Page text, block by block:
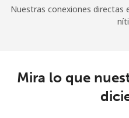
Nuestras conexiones directas
Mira lo que